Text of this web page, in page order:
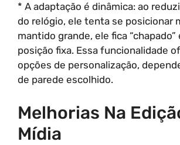
* A adaptação é dinâmica: ao
do relógio, ele tenta se posicionar
mantido grande, ele fica “chapado”
posição fixa. Essa funcionalidade
opções de personalização,
de parede escolhido.
Melhorias Na
Mídia